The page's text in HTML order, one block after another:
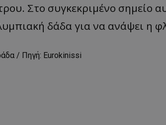
Στο συγκεκριμένο σημείο
δάδα για να ανάψει η